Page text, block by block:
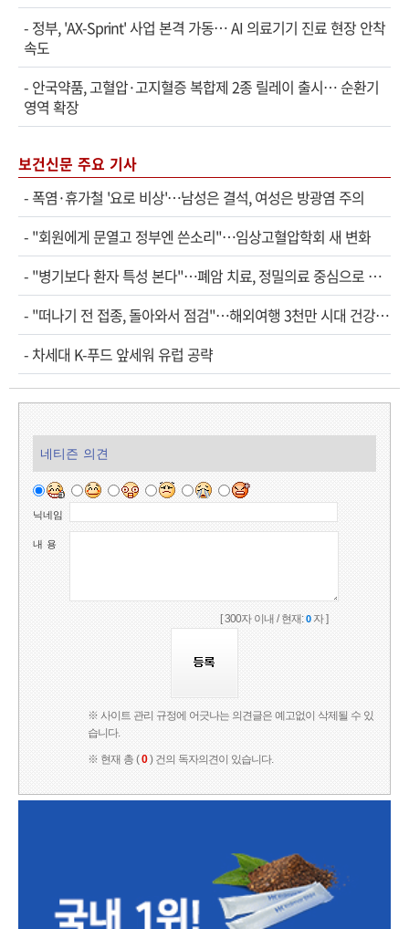
- 정부, 'AX-Sprint' 사업 본격 가동… AI 의료기기 진료 현장 안착
속도
- 안국약품, 고혈압·고지혈증 복합제 2종 릴레이 출시… 순환기
영역 확장
보건신문 주요 기사
- 폭염·휴가철 '요로 비상'…남성은 결석, 여성은 방광염 주의
- "회원에게 문열고 정부엔 쓴소리"…임상고혈압학회 새 변화
- "병기보다 환자 특성 본다"…폐암 치료, 정밀의료 중심으로 진화
- "떠나기 전 접종, 돌아와서 점검"…해외여행 3천만 시대 건강관리법
- 차세대 K-푸드 앞세워 유럽 공략
네티즌 의견
닉네임
내 용
[ 300자 이내 / 현재:0자 ]
※ 사이트 관리 규정에 어긋나는 의견글은 예고없이 삭제될 수 있
습니다.
※ 현재 총 (0) 건의 독자의견이 있습니다.